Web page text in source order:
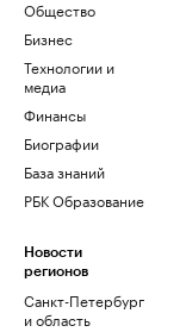
Общество
Бизнес
Технологии и
медиа
Финансы
Биографии
База знаний
РБК Образование
Новости
регионов
Санкт-Петербург
и область